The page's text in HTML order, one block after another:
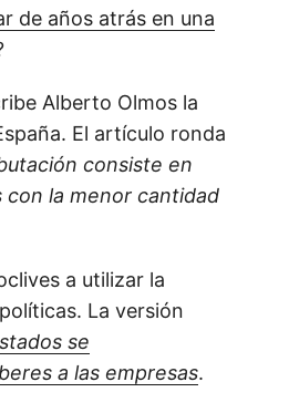
de años atrás en una
Alberto Olmos la
El artículo ronda
consiste en
con la menor cantidad
a utilizar la
La versión
se
a las empresas.